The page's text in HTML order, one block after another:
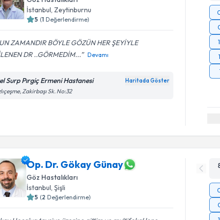
İstanbul, Zeytinburnu
5 (1 Değerlendirme)
ZAMANDIR BÖYLE GÖZÜN HER ŞEYİYLE
DR ..GÖRMEDİM...
Devamı
Surp Pırgiç Ermeni Hastanesi Haritada Göster
Zakirbaşı Sk. No:32
Op. Dr. Gökay Günay
Göz Hastalıkları
İstanbul , Şişli
5 (2 Değerlendirme)